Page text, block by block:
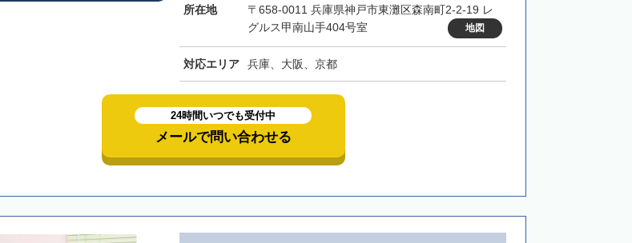
所在地
〒658-0011 兵庫県神戸市東灘区森南町2-2-19 レ
グルス甲南山手404号室
地図
対応エリア 兵庫、大阪、京都
24時間いつでも受付中
メールで問い合わせる